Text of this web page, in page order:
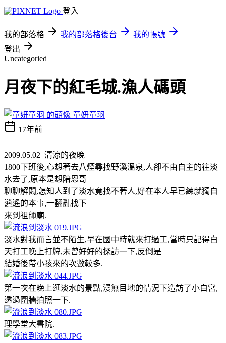
登入
我的部落格 我的部落格後台
我的帳號
登出
Uncategoried
月夜下的紅毛城.漁人碼頭
童妍童羽
17年前
2009.05.02 清涼的夜晚
1800下班後,心想著去八煙尋找野溪溫泉,人卻不由自主的往淡
水去了,原本是想陪恩哥
聊聊解悶,怎知人到了淡水竟找不著人,好在本人早已練就獨自
逍遙的本事,一翻亂找下
來到祖師廟.
淡水對我而言並不陌生,早在國中時就來打過工,當時只記得白
天打工晚上打牌,未曾好好的探訪一下,反倒是
結婚後帶小孩來的次數較多.
第一次在晚上逛淡水的景點,漫無目地的情況下造訪了小白宮,
透過圍牆拍照一下.
理學堂大書院.